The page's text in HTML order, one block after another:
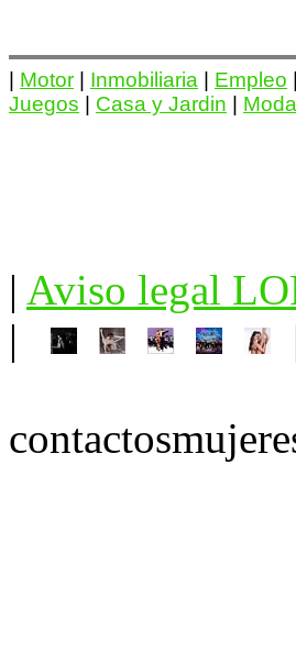
Motor Inmobiliaria Empleo
Juegos
Casa y Jardin Moda
| Aviso legal
|